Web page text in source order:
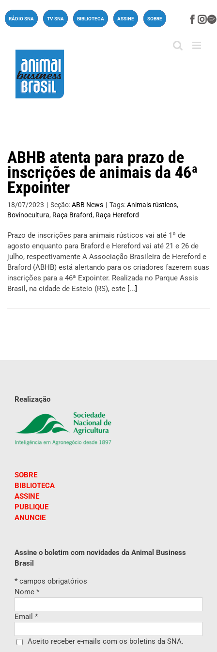
paraRÁDIO SNA TV SNA BIBLIOTECA ASSINE SOBRE
ABHB atenta para prazo de
inscrições de animais da 46ª
Expointer
18/07/2023 | Seção:ABB News | Tags:Animais rústicos,
Bovinocultura, Raça Braford, Raça Hereford
Prazo de inscrições para animais rústicos vai até 1º de
agosto enquanto para Braford e Hereford vai até 21 e 26 de
julho, respectivamente A Associação Brasileira de Hereford e
Braford (ABHB) está alertando para os criadores fazerem suas
inscrições para a 46ª Expointer. Realizada no Parque Assis
Brasil, na cidade de Esteio (RS), este [...]
Realização
SOBRE
BIBLIOTECA
ASSINE
PUBLIQUE
ANUNCIE
Assine o boletim com novidades da Animal Business
Brasil
* campos obrigatórios
Nome *
Email *
Aceito receber e-mails com os boletins da SNA.